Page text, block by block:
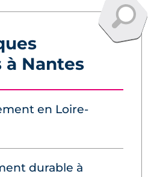
à Nantes
en Loire-
durable à